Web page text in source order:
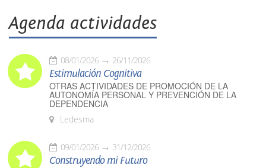
Agenda actividades
08/01/2026 26/11/2026
Estimulación Cognitiva
OTRAS ACTIVIDADES DE PROMOCIÓN DE LA
AUTONOMÍA PERSONAL Y PREVENCIÓN DE LA
DEPENDENCIA
Ledesma
09/01/2026 31/12/2026
Construyendo mi Futuro